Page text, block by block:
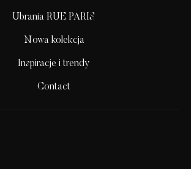
Ubrania RUE PARIS
Nowa kolekcja
Inspiracje i trendy
Contact